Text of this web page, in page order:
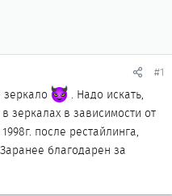
#1
. Надо искать,
зеркалах в зависимости от
после рестайлинга,
благодарен за